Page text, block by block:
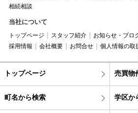
相続相談
当社について
トップページ スタッフ紹介 お知らせ・ブロ
採用情報
会社概要 お問合せ 個人情報の取
トップページ 売買物
町名から検索 学区か